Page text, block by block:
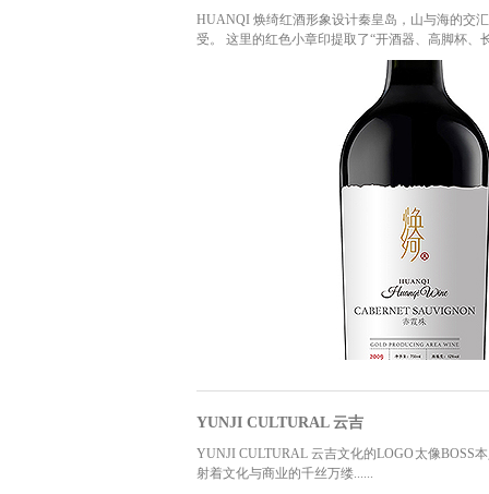
HUANQI 焕绮红酒形象设计秦皇岛，山与海的交
受。 这里的红色小章印提取了“开酒器、高脚杯、
YUNJI CULTURAL 云吉
YUNJI CULTURAL 云吉文化的LOGO太像BOSS
射着文化与商业的千丝万缕......